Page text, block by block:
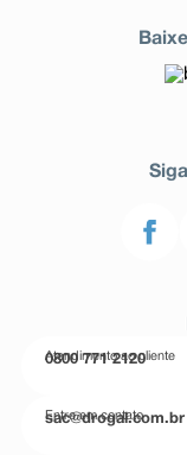
Atendimento ao cliente
0800 771 2120
Entre em contato
sac@drogal.com.br